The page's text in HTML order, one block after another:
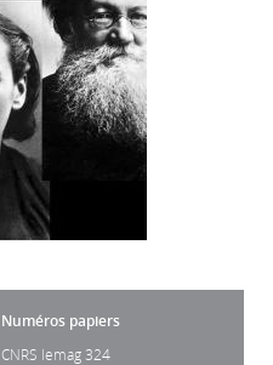
Numéros papiers
CNRS lemag 324